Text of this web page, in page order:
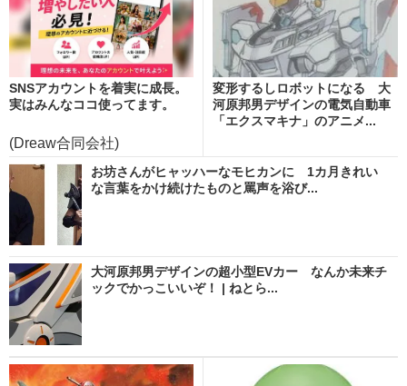
SNSアカウントを着実に成長。
実はみんなココ使ってます。
(Dreaw合同会社)
変形するしロボットになる 大
河原邦男デザインの電気自動車
「エクスマキナ」のアニメ...
お坊さんがヒャッハーなモヒカンに 1カ月きれい
な言葉をかけ続けたものと罵声を浴び...
大河原邦男デザインの超小型EVカー なんか未来チ
ックでかっこいいぞ！ | ねとら...